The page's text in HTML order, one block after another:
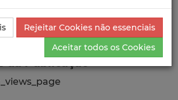
Descrição Detalhada da
Rejeitar Cookies não essenciais
Aceitar todos os Cookies